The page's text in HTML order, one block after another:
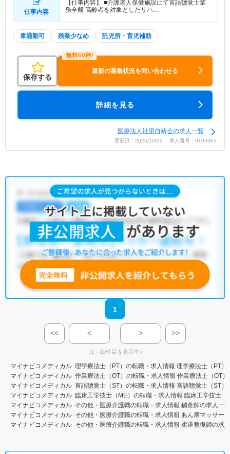
仕事内容
【仕事内容】 ■介護老人保健施設にて言語聴覚士業
務全般 高齢者を対象としたリハ…
車通勤可 残業少なめ 託児所・育児補助
保存する
最新の募集状況を問い合わせる
詳細を見る
医療法人社団自靖会の求人一覧
更新日：2025/10/02 求人番号：9105962
1
<< < > >>
（1～10件目を表示中）
マイナビコメディカル 理学療法士（PT）の転職・求人情報 理学療法士（PT）
マイナビコメディカル 作業療法士（OT）の転職・求人情報 作業療法士（OT
マイナビコメディカル 言語聴覚士（ST）の転職・求人情報 言語聴覚士（ST）
マイナビコメディカル 臨床工学技士（ME）の転職・求人情報 臨床工学技士（
マイナビコメディカル その他・医療介護職の転職・求人情報 鍼灸師の求人一覧
マイナビコメディカル その他・医療介護職の転職・求人情報 あん摩マッサー
マイナビコメディカル その他・医療介護職の転職・求人情報 柔道整復師の求